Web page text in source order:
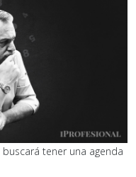
tener una agenda